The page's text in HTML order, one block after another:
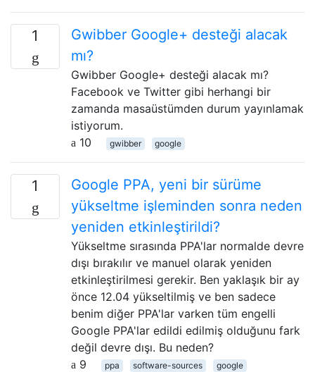
1
Gwibber Google+ desteği alacak
mı?
Gwibber Google+ desteği alacak mı?
Facebook ve Twitter gibi herhangi bir
zamanda masaüstümden durum yayınlamak
istiyorum.
10
gwibber google
1
Google PPA, yeni bir sürüme
yükseltme işleminden sonra neden
yeniden etkinleştirildi?
Yükseltme sırasında PPA'lar normalde devre
dışı bırakılır ve manuel olarak yeniden
etkinleştirilmesi gerekir. Ben yaklaşık bir ay
önce 12.04 yükseltilmiş ve ben sadece
benim diğer PPA'lar varken tüm engelli
Google PPA'lar edildi edilmiş olduğunu fark
değil devre dışı. Bu neden?
9
ppa software-sources
google